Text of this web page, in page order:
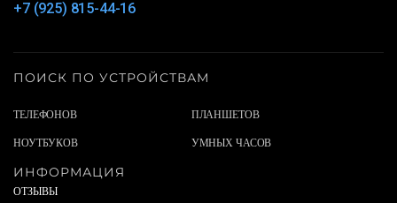
+7 (925) 815-44-16
ПОИСК ПО УСТРОЙСТВАМ
ТЕЛЕФОНОВ ПЛАНШЕТОВ
НОУТБУКОВ УМНЫХ ЧАСОВ
ИНФОРМАЦИЯ
ОТЗЫВЫ